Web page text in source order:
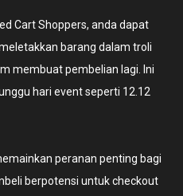
Cart Shoppers, anda dapat
barang dalam troli
membuat pembelian lagi. Ini
hari event seperti 12.12
peranan penting bagi
berpotensi untuk checkout